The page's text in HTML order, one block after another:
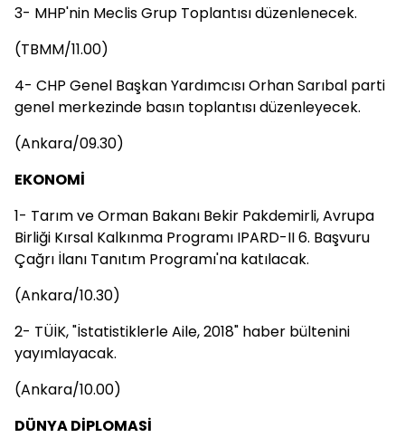
3- MHP'nin Meclis Grup Toplantısı düzenlenecek.
(TBMM/11.00)
4- CHP Genel Başkan Yardımcısı Orhan Sarıbal parti
genel merkezinde basın toplantısı düzenleyecek.
(Ankara/09.30)
EKONOMİ
1- Tarım ve Orman Bakanı Bekir Pakdemirli, Avrupa
Birliği Kırsal Kalkınma Programı IPARD-II 6. Başvuru
Çağrı İlanı Tanıtım Programı'na katılacak.
(Ankara/10.30)
2- TÜİK, "İstatistiklerle Aile, 2018" haber bültenini
yayımlayacak.
(Ankara/10.00)
DÜNYA DİPLOMASİ